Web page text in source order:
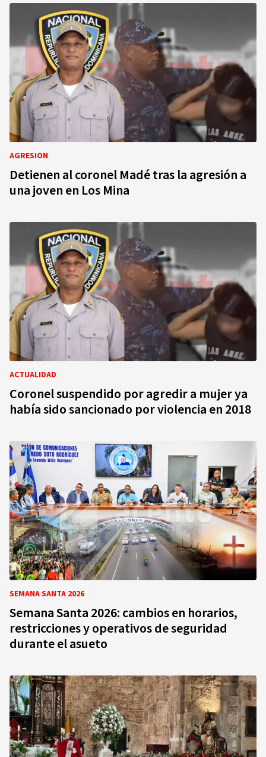
AGRESIÓN
Detienen al coronel Madé tras la agresión a
una joven en Los Mina
ACTUALIDAD
Coronel suspendido por agredir a mujer ya
había sido sancionado por violencia en 2018
SEMANA SANTA 2026
Semana Santa 2026: cambios en horarios,
restricciones y operativos de seguridad
durante el asueto